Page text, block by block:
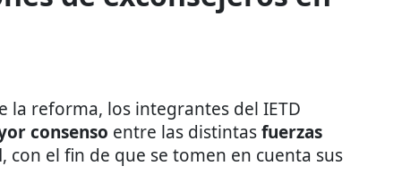
la reforma, los integrantes del IETD
consenso entre las distintasfuerzas
, con el fin de que se tomen en cuenta sus